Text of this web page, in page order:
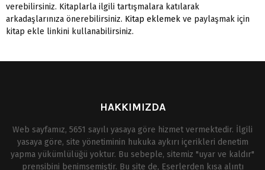
verebilirsiniz. Kitaplarla ilgili tartışmalara katılarak
arkadaşlarınıza önerebilirsiniz. Kitap eklemek ve paylaşmak için
kitap ekle linkini kullanabilirsiniz.
HAKKIMIZDA
Web sayfamız, 5651 sayılı yasaya göre hizmet vermektedir. İlgili
yasaya göre, site yönetiminin hukuka aykırı içerikleri denetim
yapma yükümlülüğü yoktur. Bu sebeple, sitemiz "uyar ve kaldır"
prensibini benimsemiştir. Bu site de, Eserlerden kısa alıntı